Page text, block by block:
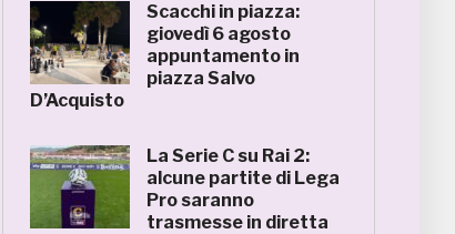
Scacchi in piazza:
giovedì 6 agosto
appuntamento in
piazza Salvo
D’Acquisto
La Serie C su Rai 2:
alcune partite di Lega
Pro saranno
trasmesse in diretta